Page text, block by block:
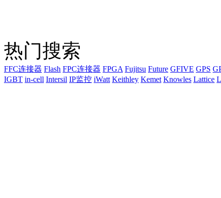
热门搜索
FFC连接器 Flash FPC连接器 FPGA Fujitsu Future GFIVE GPS
IGBT in-cell Intersil IP监控 iWatt Keithley Kemet Knowles Lattice